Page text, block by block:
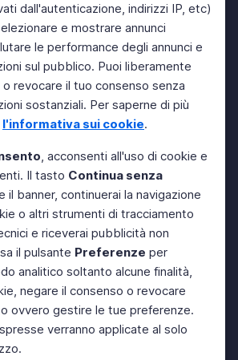
dall'autenticazione, indirizzi IP, etc)
e mostrare annunci
le performance degli annunci e
sul pubblico. Puoi liberamente
revocare il tuo consenso senza
sostanziali. Per saperne di più
l'informativa sui cookie.
, acconsenti all'uso di cookie e
Il tasto Continua senza
il banner, continuerai la navigazione
o altri strumenti di tracciamento
e riceverai pubblicità non
il pulsante Preferenze per
analitico soltanto alcune finalità,
negare il consenso o revocare
ovvero gestire le tue preferenze.
verranno applicate al solo